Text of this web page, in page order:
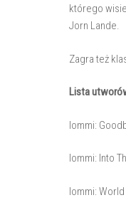
którego
Jorn Lande.
Zagra też
Lista
Iommi:
Iommi: Into
Iommi: